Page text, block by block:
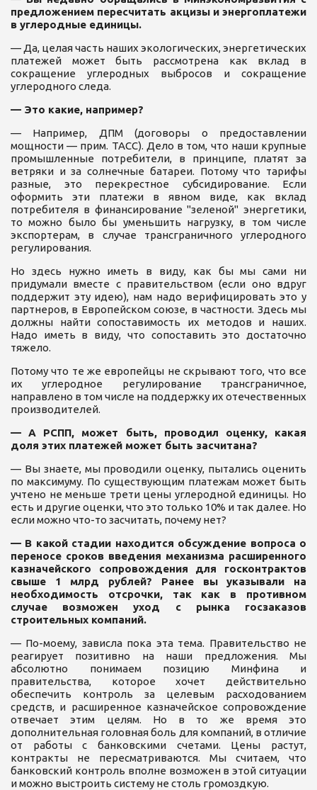
предложением пересчитать акцизы и энергоплатежи
в углеродные единицы.
— Да, целая часть наших экологических, энергетических
платежей может быть рассмотрена как вклад в
сокращение углеродных выбросов и сокращение
углеродного следа.
— Это какие, например?
— Например, ДПМ (договоры о предоставлении
мощности — прим. ТАСС). Дело в том, что наши крупные
промышленные потребители, в принципе, платят за
ветряки и за солнечные батареи. Потому что тарифы
разные, это перекрестное субсидирование. Если
оформить эти платежи в явном виде, как вклад
потребителя в финансирование "зеленой" энергетики,
то можно было бы уменьшить нагрузку, в том числе
экспортерам, в случае трансграничного углеродного
регулирования.
Но здесь нужно иметь в виду, как бы мы сами ни
придумали вместе с правительством (если оно вдруг
поддержит эту идею), нам надо верифицировать это у
партнеров, в Европейском союзе, в частности. Здесь мы
должны найти сопоставимость их методов и наших.
Надо иметь в виду, что сопоставить это достаточно
тяжело.
Потому что те же европейцы не скрывают того, что все
их углеродное регулирование трансграничное,
направлено в том числе на поддержку их отечественных
производителей.
— А РСПП, может быть, проводил оценку, какая
доля этих платежей может быть засчитана?
— Вы знаете, мы проводили оценку, пытались оценить
по максимуму. По существующим платежам может быть
учтено не меньше трети цены углеродной единицы. Но
есть и другие оценки, что это только 10% и так далее. Но
если можно что-то засчитать, почему нет?
— В какой стадии находится обсуждение вопроса о
переносе сроков введения механизма расширенного
казначейского сопровождения для госконтрактов
свыше 1 млрд рублей? Ранее вы указывали на
необходимость отсрочки, так как в противном
случае возможен уход с рынка госзаказов
строительных компаний.
— По-моему, зависла пока эта тема. Правительство не
реагирует позитивно на наши предложения. Мы
абсолютно понимаем позицию Минфина и
правительства, которое хочет действительно
обеспечить контроль за целевым расходованием
средств, и расширенное казначейское сопровождение
отвечает этим целям. Но в то же время это
дополнительная головная боль для компаний, в отличие
от работы с банковскими счетами. Цены растут,
контракты не пересматриваются. Мы считаем, что
банковский контроль вполне возможен в этой ситуации
и можно выстроить систему не столь громоздкую.